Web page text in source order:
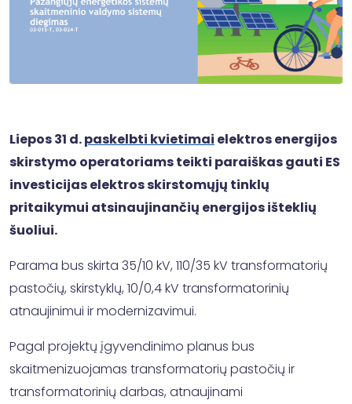
Liepos 31 d.paskelbti kvietimai elektros energijos
skirstymo operatoriams teikti paraiškas gauti ES
investicijas elektros skirstomųjų tinklų
pritaikymui atsinaujinančių energijos išteklių
šuoliui.
Parama bus skirta 35/10 kV, 110/35 kV transformatorių
pastočių, skirstyklų, 10/0,4 kV transformatorinių
atnaujinimui ir modernizavimui.
Pagal projektų įgyvendinimo planus bus
skaitmenizuojamas transformatorių pastočių ir
transformatorinių darbas, atnaujinami